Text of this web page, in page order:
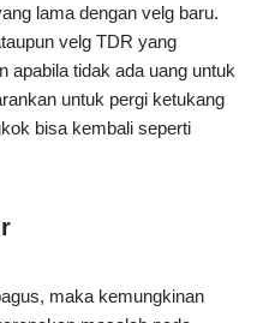
lama dengan velg baru.
velg TDR yang
apabila tidak ada uang untuk
untuk pergi ketukang
bisa kembali seperti
maka kemungkinan